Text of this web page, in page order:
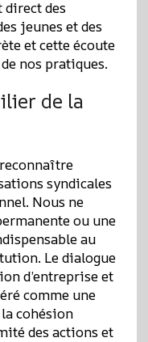
direct des
jeunes et des
et cette écoute
nos pratiques.
de la
syndicales
Nous ne
ou une
au
Le dialogue
d’entreprise et
comme une
cohésion
des actions et